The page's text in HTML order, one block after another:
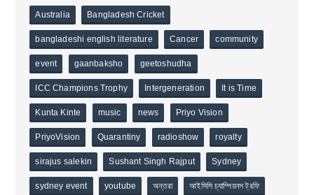
Australia Bangladesh Cricket
bangladeshi english literature Cancer community
event gaanbaksho geetoshudha
ICC Champions Trophy Intergeneration It is Time
Kunta Kinte music news Priyo Vision
PriyoVision Quarantiny radioshow royalty
sirajus salekin Sushant Singh Rajput Sydney
sydney event youtube অন্তরা আইসিসি চ্যাম্পিয়নস ট্রফি